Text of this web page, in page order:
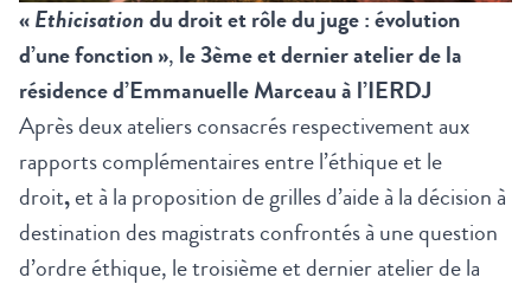
«Ethicisationdu droit et rôle du juge : évolution
d’une fonction », le 3ème et dernier atelier de la
résidence d’Emmanuelle Marceau à l’IERDJ
Après deux ateliers consacrés respectivement aux
rapports complémentaires entre l’éthique et le
droit,et à la proposition de grilles d’aide à la décision à
destination des magistrats confrontés à une question
d’ordre éthique, le troisième et dernier atelier de la